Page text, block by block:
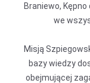
Braniewo,
we
Misją
bazy wiedzy
obejmującej